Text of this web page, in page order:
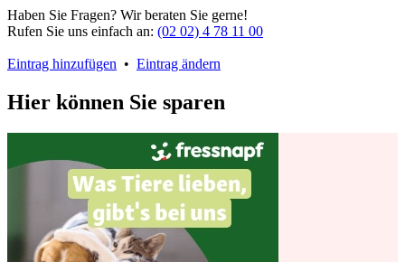
Haben Sie Fragen? Wir beraten Sie gerne!
Rufen Sie uns einfach an: (02 02) 4 78 11 00
Eintrag hinzufügen • Eintrag ändern
Hier können Sie sparen